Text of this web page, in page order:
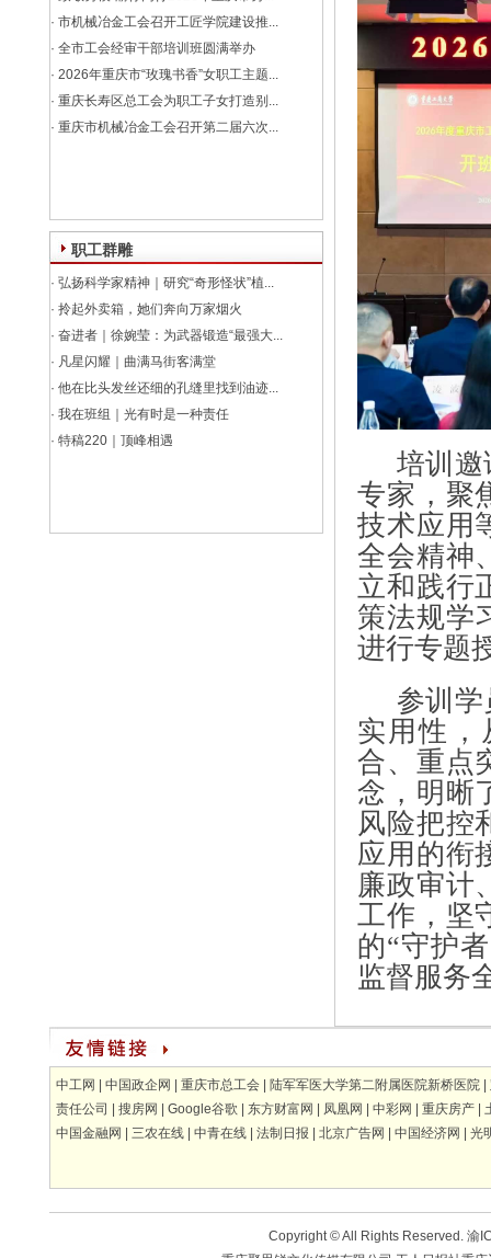
· 市机械冶金工会召开工匠学院建设推...
· 全市工会经审干部培训班圆满举办
· 2026年重庆市“玫瑰书香”女职工主题...
· 重庆长寿区总工会为职工子女打造别...
· 重庆市机械冶金工会召开第二届六次...
职工群雕
· 弘扬科学家精神｜研究“奇形怪状”植...
· 拎起外卖箱，她们奔向万家烟火
· 奋进者｜徐婉莹：为武器锻造“最强大...
· 凡星闪耀｜曲满马街客满堂
· 他在比头发丝还细的孔缝里找到油迹...
· 我在班组｜光有时是一种责任
· 特稿220｜顶峰相遇
培训邀
专家，聚
技术应用
全会精神
立和践行
策法规学
进行专题
参训学
实用性，
合、重点
念，明晰
风险把控
应用的衔
廉政审计
工作，坚
的“守护
监督服务
中工网 中国政企网 重庆市总工会 陆军军医大学第二附属医院新桥医院
责任公司
搜房网 Google谷歌 东方财富网 凤凰网 中彩网 重庆房产
中国金融网
三农在线 中青在线 法制日报 北京广告网 中国经济网 光
Copyright © All Rights Reserved.渝